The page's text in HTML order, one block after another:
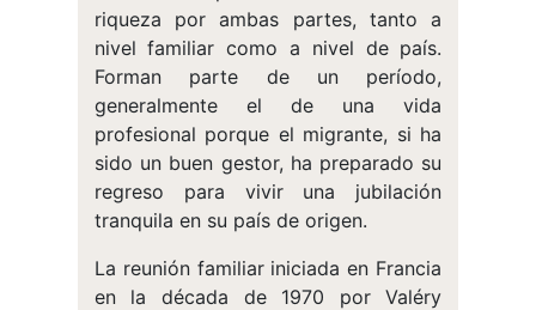
riqueza por ambas partes, tanto a
nivel familiar como a nivel de país.
Forman parte de un período,
generalmente el de una vida
profesional porque el migrante, si ha
sido un buen gestor, ha preparado su
regreso para vivir una jubilación
tranquila en su país de origen.
La reunión familiar iniciada en Francia
en la década de 1970 por Valéry